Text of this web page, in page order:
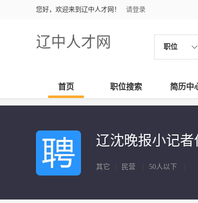
您好，欢迎来到辽中人才网！ 请登录
辽中人才网 职位
首页 职位搜索 简历中
辽沈晚报小记者
其它 民营 50人以下